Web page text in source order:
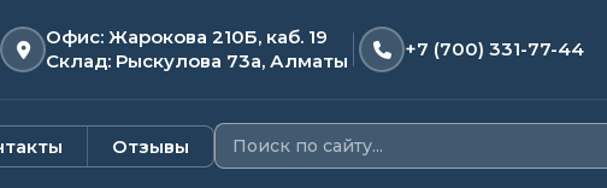
Офис: Жарокова 210Б, каб. 19
Склад: Рыскулова 73а, Алматы
+7 (700) 331-77-44
Отзывы